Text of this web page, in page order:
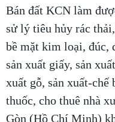
Bán đất KCN làm
sử lý tiêu hủy rác
bề mặt kim loại, đúc,
sản xuất giấy, sản
xuất gỗ, sản xuất-chế
thuốc, cho thuê nhà
Gòn (Hồ Chí Minh)